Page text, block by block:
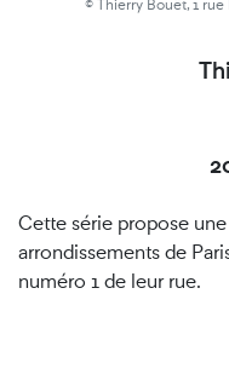
© Thierry Bouët, 1 rue
Cette série propose
arrondissements de
numéro 1 de leur rue.